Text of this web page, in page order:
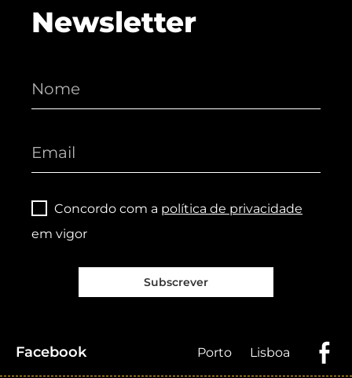
Newsletter
Concordo com a política de privacidade
em vigor
Subscrever
Facebook Porto Lisboa